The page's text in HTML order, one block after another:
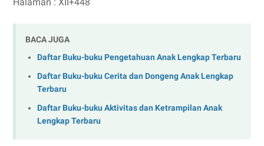
BACA JUGA
Daftar Buku-buku Pengetahuan Anak Lengkap Terbaru
Daftar Buku-buku Cerita dan Dongeng Anak Lengkap
Terbaru
Daftar Buku-buku Aktivitas dan Ketrampilan Anak
Lengkap Terbaru